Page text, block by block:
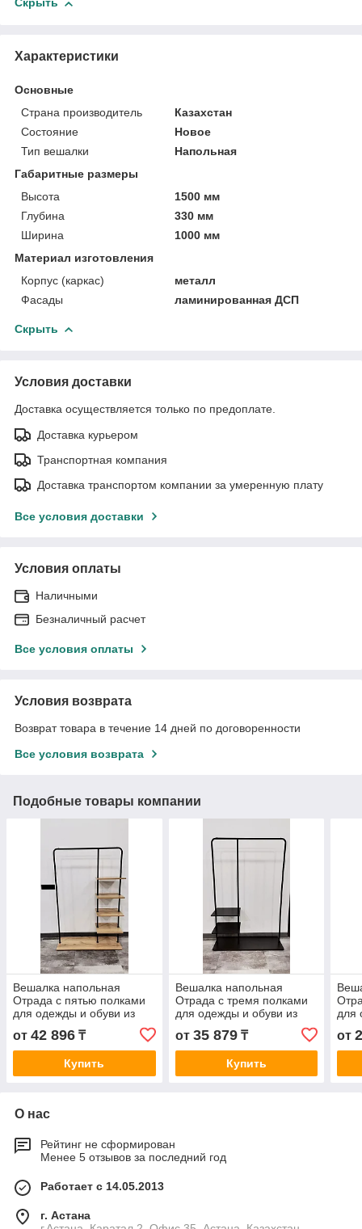
Скрыть
Характеристики
Основные
Страна производитель
Казахстан
Состояние
Новое
Тип вешалки
Напольная
Габаритные размеры
Высота
1500 мм
Глубина
330 мм
Ширина
1000 мм
Материал изготовления
Корпус (каркас)
металл
Фасады
ламинированная ДСП
Скрыть
Условия доставки
Доставка осуществляется только по предоплате.
Доставка курьером
Транспортная компания
Доставка транспортом компании за умеренную плату
Все условия доставки
Условия оплаты
Наличными
Безналичный расчет
Все условия оплаты
Условия возврата
Возврат товара в течение 14 дней по договоренности
Все условия возврата
Подобные товары компании
Вешалка напольная
Отрада с пятью полками
для одежды и обуви из
ЛДСП, 1000х330х1500Н,
ЛДСП 16 мм, труба Ø 20
мм
от 42 896 ₸
Купить
Вешалка напольная
Отрада с тремя полками
для одежды и обуви из
ЛДСП, 1000х330х1500Н,
ЛДСП 16 мм, труба Ø 20
мм
от 35 879₸
Купить
для
мм,
от
О нас
Рейтинг не сформирован
Менее 5 отзывов за последний год
Работает с 14.05.2013
г. Астана